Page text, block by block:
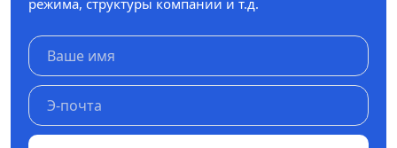
режима, структуры компании и т.д.